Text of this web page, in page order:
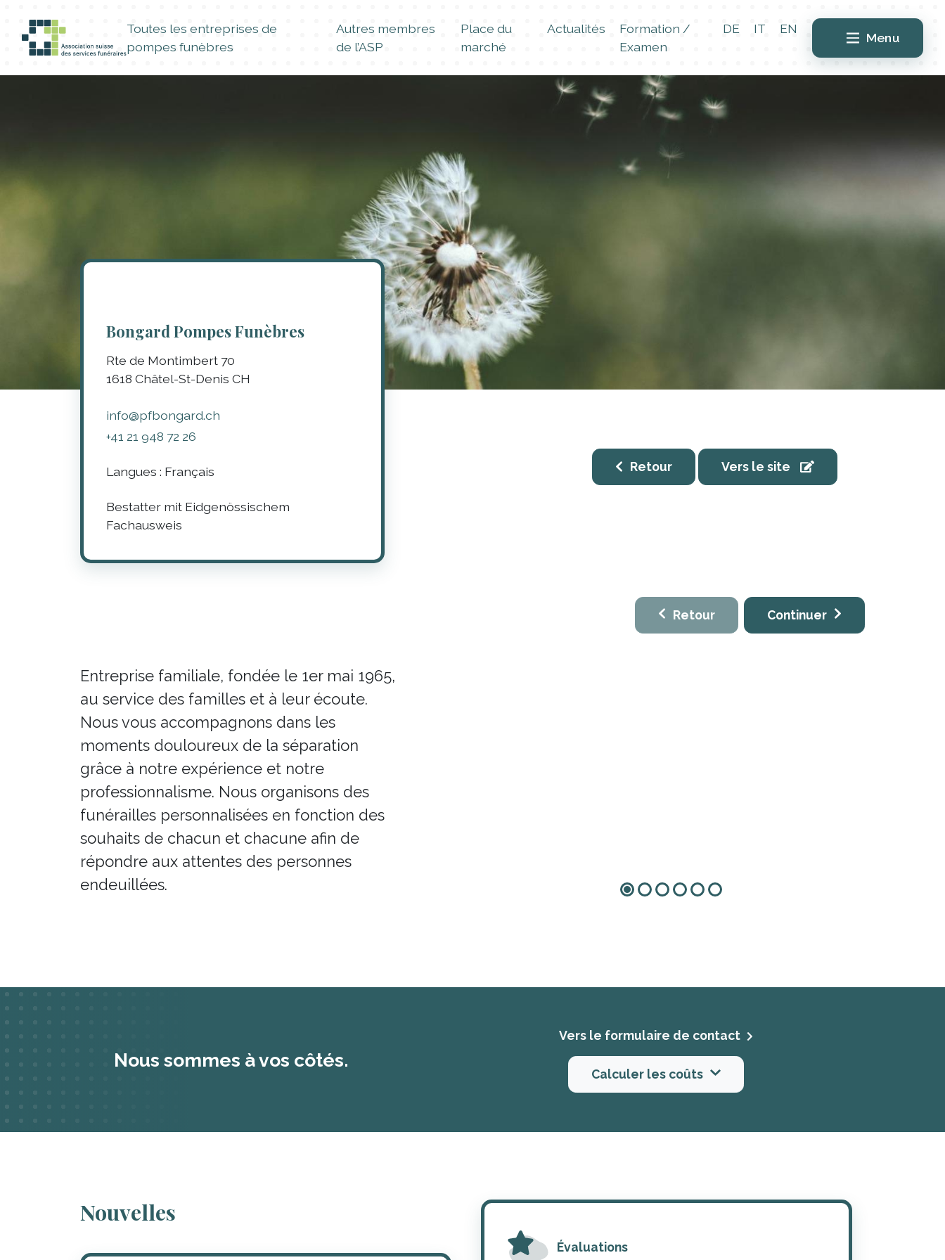
Toutes les entreprises de
pompes funèbres
Autres membres
de l’ASP
Place du
marché
Actualités
Formation /
Examen
DE IT EN
Menu
Bongard Pompes Funèbres
Rte de Montimbert 70
1618 Châtel-St-Denis CH
info@pfbongard.ch
+41 21 948 72 26
Langues : Français
Bestatter mit Eidgenössischem
Fachausweis
Retour Vers le site
Entreprise familiale, fondée le 1er mai 1965,
au service des familles et à leur écoute.
Nous vous accompagnons dans les
moments douloureux de la séparation
grâce à notre expérience et notre
professionnalisme. Nous organisons des
funérailles personnalisées en fonction des
souhaits de chacun et chacune afin de
répondre aux attentes des personnes
endeuillées.
Retour Continuer
Nous sommes à vos côtés.
Vers le formulaire de contact
Calculer les coûts
Nouvelles
Évaluations